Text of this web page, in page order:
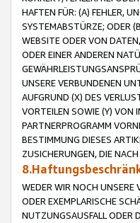
HAFTEN FÜR: (A) FEHLER,
SYSTEMABSTÜRZE; ODER
WEBSITE ODER VON
ODER EINER ANDEREN
UNSERE VERBUNDENEN
AUFGRUND (X) DES
VORTEILEN SOWIE (Y) VON
PARTNERPROGRAMM
BESTIMMUNG DIESES
ZUSICHERUNGEN, DIE
WEDER WIR NOCH UNSERE
ODER EXEMPLARISCHE
NUTZUNGSAUSFALL ODER